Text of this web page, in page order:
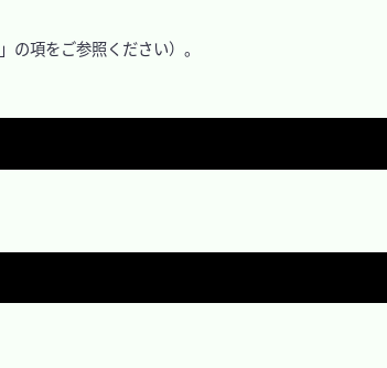
」の項をご参照ください）。